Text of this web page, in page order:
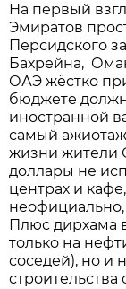
На первый
Эмиратов
Персидского
Бахрейна,
ОАЭ жёстко
бюджете
иностранной
самый
жизни жители
доллары не
центрах и
Плюс дирхама
только на
соседей), но и